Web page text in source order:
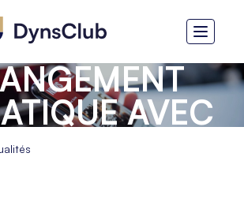
SUR LA
AU
AVEC